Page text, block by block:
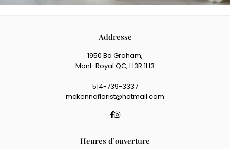
Addresse
1950 Bd Graham,
Mont-Royal QC, H3R 1H3
514-739-3337
mckennaflorist@hotmail.com
Facebook
Instagram
Heures d’ouverture